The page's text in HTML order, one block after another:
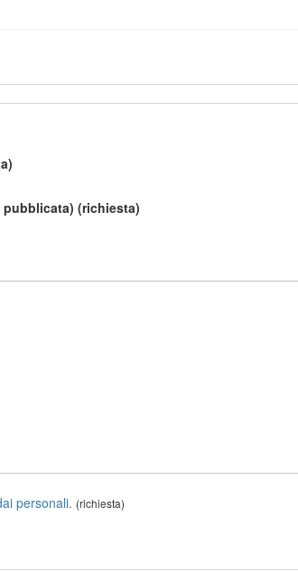
pubblicata) (richiesta)
personali. (richiesta)